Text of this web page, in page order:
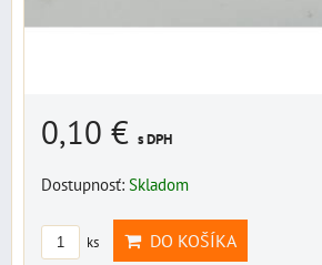
0,10 € s DPH
Dostupnosť: Skladom
ks DO KOŠÍKA